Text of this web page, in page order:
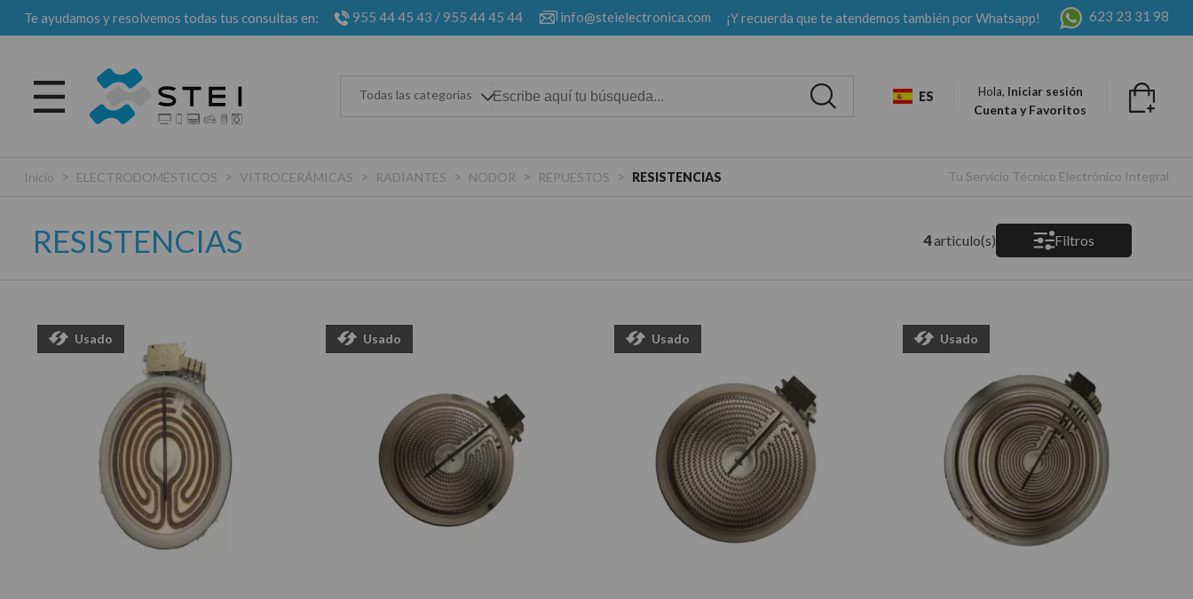
Te ayudamos y resolvemos todas tus consultas en: 955 44 45 43 /955 44 45 44 info@steielectronica.com ¡Y recuerda que te atendemos también por Whatsapp! 623 23 31 98
Todas las categorias ES Hola, Iniciar sesión
Cuenta y Favoritos
Inicio > ELECTRODOMÉSTICOS > VITROCERÁMICAS > RADIANTES > NODOR > REPUESTOS > RESISTENCIAS Tu Servicio Técnico Electrónico Integral
RESISTENCIAS 4articulo(s) Filtros
Usado Usado Usado Usado